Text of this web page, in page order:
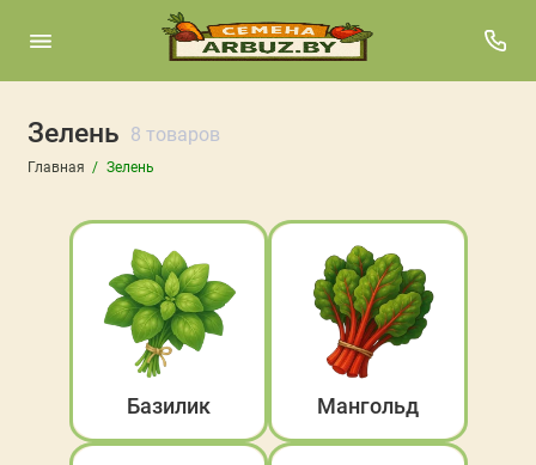
Зелень 8 товаров
Главная Зелень
Базилик
Петрушка
Руккола
Сельдерей
Шпинат
Базилик Мангольд